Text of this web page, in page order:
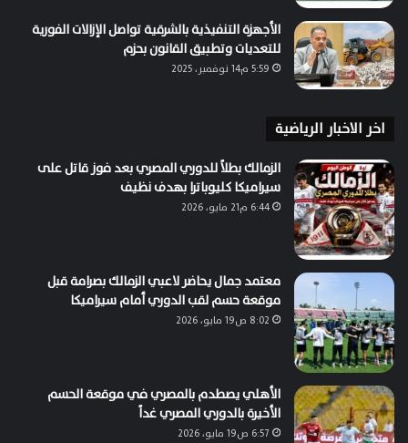
الأجهزة التنفيذية بالشرقية تواصل الإزالات الفورية
للتعديات وتطبيق القانون بحزم
5:59 م14 نوفمبر، 2025
اخر الاخبار الرياضية
الزمالك بطلاً للدوري المصري بعد فوز قاتل على
سيراميكا كليوباترا بهدف نظيف
6:44 م21 مايو، 2026
معتمد جمال يحاضر لاعبي الزمالك بصرامة قبل
موقعة حسم لقب الدوري أمام سيراميكا
8:02 ص19 مايو، 2026
الأهلي يصطدم بالمصري في موقعة الحسم
الأخيرة بالدوري المصري غداً
6:57 ص19 مايو، 2026